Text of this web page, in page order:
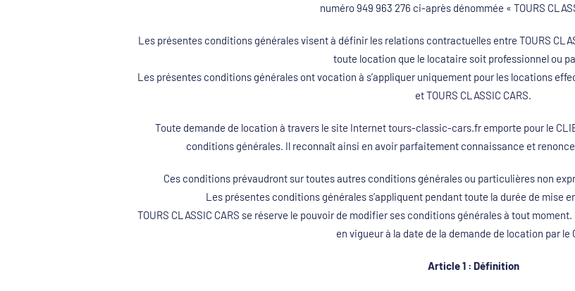
numéro 949 963 276 ci-après dénommée « TOURS
Les présentes conditions générales visent à définir les relations contractuelles entre TOURS
toute location que le locataire soit professionnel ou
Les présentes conditions générales ont vocation à s’appliquer uniquement pour les locations
et TOURS CLASSIC CARS.
Toute demande de location à travers le site Internet tours-classic-cars.fr emporte pour le
conditions générales. Il reconnaît ainsi en avoir parfaitement connaissance et
Ces conditions prévaudront sur toutes autres conditions générales ou particulières non
Les présentes conditions générales s’appliquent pendant toute la durée de mise
TOURS CLASSIC CARS se réserve le pouvoir de modifier ses conditions générales à tout
en vigueur à la date de la demande de location par le
Article 1 : Définition